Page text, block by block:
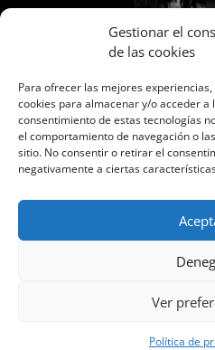
Gestionar el
de las cookies
Para ofrecer las mejores
cookies para almacenar y/o acceder a
consentimiento de estas tecnologías
el comportamiento de navegación o
sitio. No consentir o retirar el
negativamente a ciertas
Ver
Política de
Whapsap: